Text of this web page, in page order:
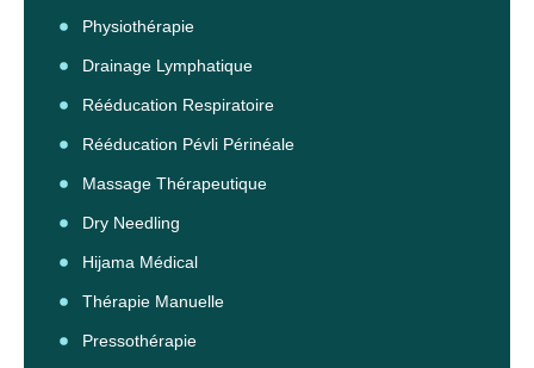
Physiothérapie
Drainage Lymphatique
Rééducation Respiratoire
Rééducation Pévli Périnéale
Massage Thérapeutique
Dry Needling
Hijama Médical
Thérapie Manuelle
Pressothérapie